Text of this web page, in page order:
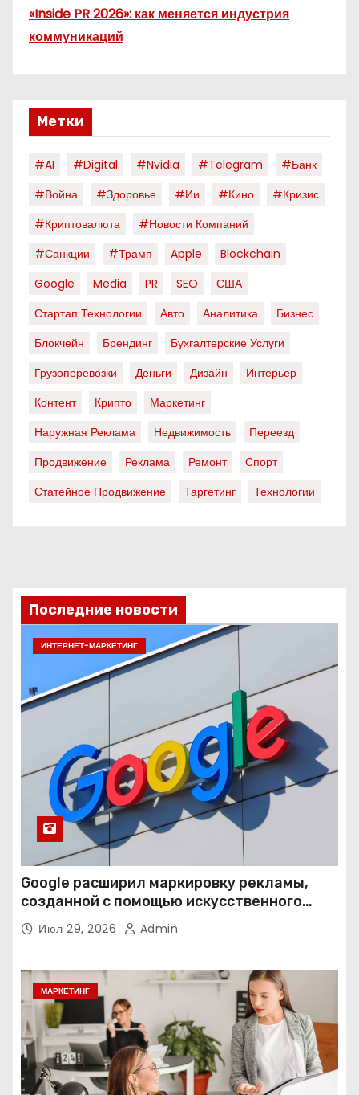
«Inside PR 2026»: как меняется индустрия
коммуникаций
Метки
#AI #digital #nvidia #telegram
#банк
#война
#здоровье #ии #кино
#кризис
#криптовалюта
#новости Компаний
#санкции
#трамп Apple
Blockchain
Google
Media PR SEO
США
Стартап Технологии
Авто Аналитика
Бизнес
Блокчейн
Брендинг
Бухгалтерские Услуги
Грузоперевозки
Деньги Дизайн
Интерьер
Контент
Крипто
Маркетинг
Наружная Реклама
Недвижимость
Переезд
Продвижение
Реклама Ремонт
Спорт
Статейное Продвижение
Таргетинг Технологии
Последние новости
ИНТЕРНЕТ-МАРКЕТИНГ
Google расширил маркировку рекламы,
созданной с помощью искусственного
интеллекта
Июл 29, 2026 Admin
МАРКЕТИНГ